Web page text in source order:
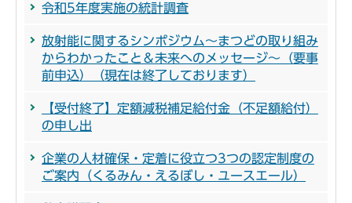
令和5年度実施の統計調査
放射能に関するシンポジウム～まつどの取り組み
からわかったこと＆未来へのメッセージ～（要事
前申込）（現在は終了しております）
【受付終了】定額減税補足給付金（不足額給付）
の申し出
企業の人材確保・定着に役立つ3つの認定制度の
ご案内（くるみん・えるぼし・ユースエール）